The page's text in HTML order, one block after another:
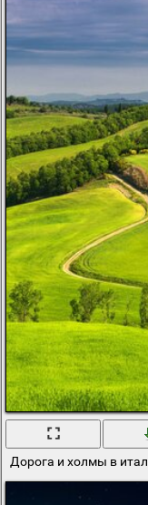
Дорога и холмы в